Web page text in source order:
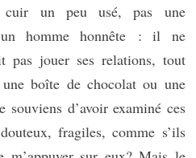
cuir un peu usé, pas une
homme honnête : il ne
pas jouer ses relations, tout
boîte de chocolat ou une
souviens d’avoir examiné ces
fragiles, comme s’ils